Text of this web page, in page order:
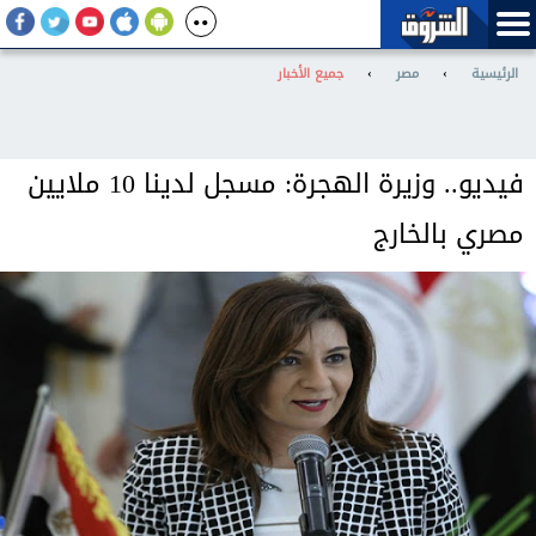
الرئيسية › مصر › جميع الأخبار
فيديو.. وزيرة الهجرة: مسجل لدينا 10 ملايين
مصري بالخارج